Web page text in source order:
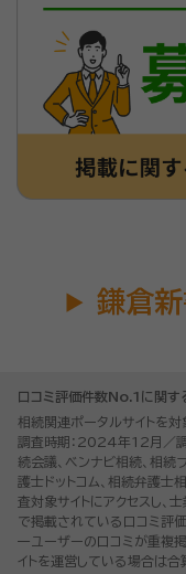
鎌倉
口コミ評価件数No.1に関す
相続関連ポータルサイトを
調査時期：2024年12月／調
続会議、ベンナビ相続、相続
護士ドットコム、相続弁護士
査対象サイトにアクセスし
で掲載されている口コミ評
一ユーザーの口コミが重複
イトを運営している場合は合